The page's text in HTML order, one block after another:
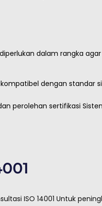
dalam rangka
dengan standar
perolehan sertifikasi
ISO 14001 Untuk